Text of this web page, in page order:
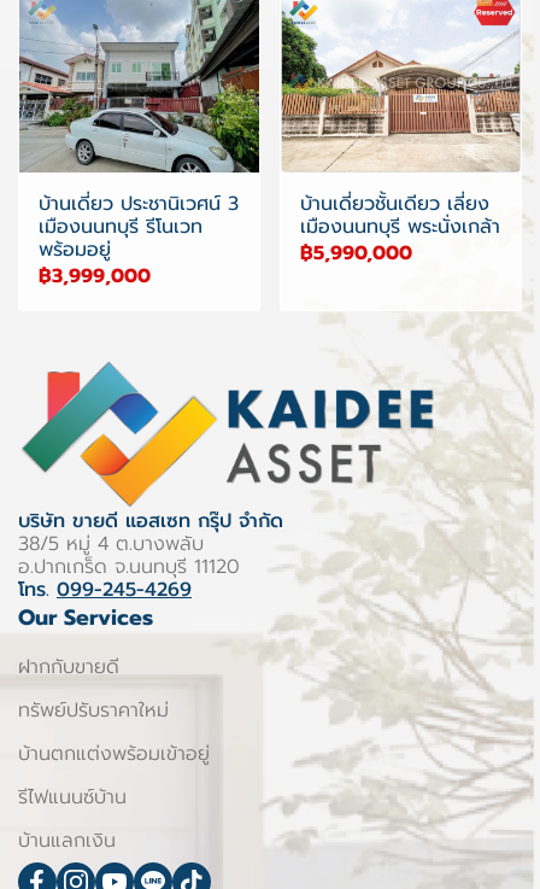
บ้านเดี่ยว ประชานิเวศน์ 3
เมืองนนทบุรี รีโนเวท
พร้อมอยู่
฿3,999,000
บ้านเดี่ยวชั้นเดียว เลี่ยง
เมืองนนทบุรี พระนั่งเกล้า
฿5,990,000
บริษัท ขายดี แอสเซท กรุ๊ป จำกัด
38/5 หมู่ 4 ต.บางพลับ
อ.ปากเกร็ด จ.นนทบุรี 11120
โทร. 099-245-4269
Our Services
ฝากกับขายดี
ทรัพย์ปรับราคาใหม่
บ้านตกแต่งพร้อมเข้าอยู่
รีไฟแนนซ์บ้าน
บ้านแลกเงิน